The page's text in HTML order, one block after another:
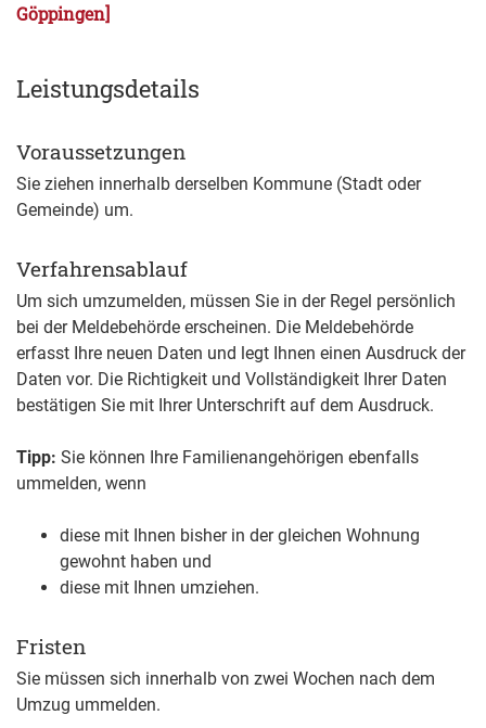
Göppingen]
Leistungsdetails
Voraussetzungen
Sie ziehen innerhalb derselben Kommune (Stadt oder
Gemeinde) um.
Verfahrensablauf
Um sich umzumelden, müssen Sie in der Regel persönlich
bei der Meldebehörde erscheinen. Die Meldebehörde
erfasst Ihre neuen Daten und legt Ihnen einen Ausdruck der
Daten vor. Die Richtigkeit und Vollständigkeit Ihrer Daten
bestätigen Sie mit Ihrer Unterschrift auf dem Ausdruck.
Tipp: Sie können Ihre Familienangehörigen ebenfalls
ummelden, wenn
diese mit Ihnen bisher in der gleichen Wohnung
gewohnt haben und
diese mit Ihnen umziehen.
Fristen
Sie müssen sich innerhalb von zwei Wochen nach dem
Umzug ummelden.